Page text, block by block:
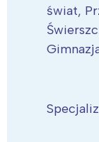
świat,